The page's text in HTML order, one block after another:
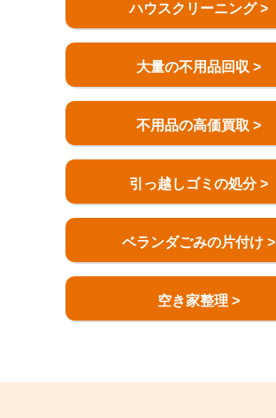
ハウスクリーニング >
大量の不用品回収 >
不用品の高価買取 >
引っ越しゴミの処分 >
ベランダごみの片付け >
空き家整理 >